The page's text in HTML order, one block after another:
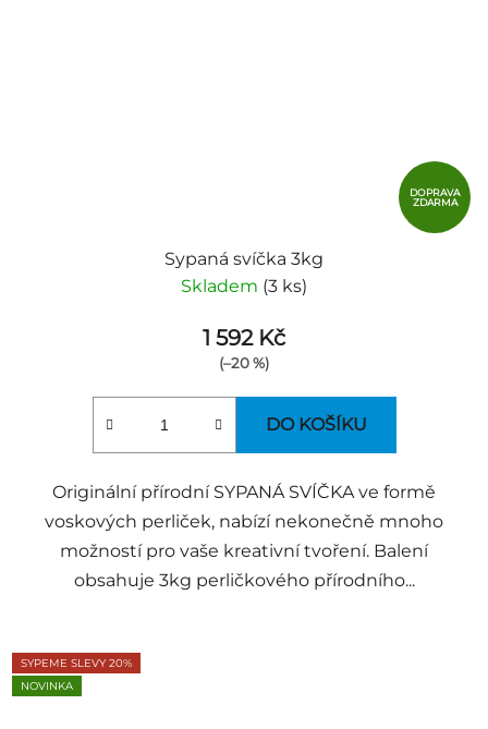
DOPRAVA
ZDARMA
Sypaná svíčka 3kg
Skladem (3 ks)
1 592 Kč
(–20 %)
DO KOŠÍKU
Originální přírodní SYPANÁ SVÍČKA ve formě
voskových perliček, nabízí nekonečně mnoho
možností pro vaše kreativní tvoření. Balení
obsahuje 3kg perličkového přírodního...
SYPEME SLEVY 20%
NOVINKA